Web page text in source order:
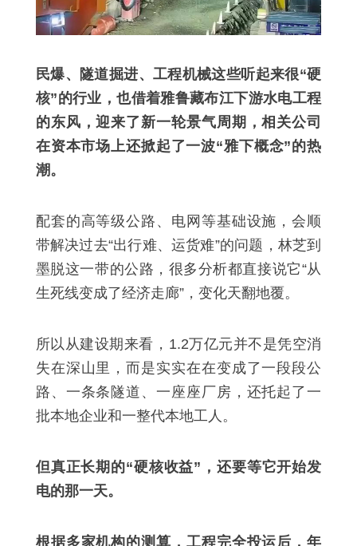
民爆、隧道掘进、工程机械这些听起来很“硬
核”的行业，也借着雅鲁藏布江下游水电工程
的东风，迎来了新一轮景气周期，相关公司
在资本市场上还掀起了一波“雅下概念”的热
潮。
配套的高等级公路、电网等基础设施，会顺
带解决过去“出行难、运货难”的问题，林芝到
墨脱这一带的公路，很多分析都直接说它“从
生死线变成了经济走廊”，变化天翻地覆。
所以从建设期来看，1.2万亿元并不是凭空消
失在深山里，而是实实在在变成了一段段公
路、一条条隧道、一座座厂房，还托起了一
批本地企业和一整代本地工人。
但真正长期的“硬核收益”，还要等它开始发
电的那一天。
根据多家机构的测算，工程完全投运后，年